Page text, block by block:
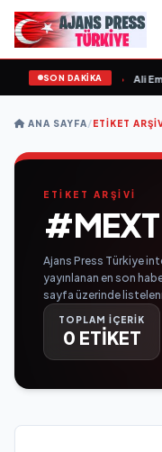
SON DAKİKA
“ yayımlandı Ali
ANA SAYFA/ETIKET
ETİKET ARŞİVİ
#MEXT
Ajans Press Türkiye
yayınlanan en son
sayfa üzerinde
TOPLAM İÇERİK
0 ETİKET